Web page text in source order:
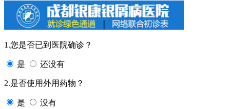
1.您是否已到医院确诊？
是 还没有
2.是否使用外用药物？
是 没有